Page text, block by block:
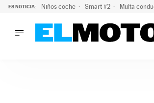
ES NOTICIA: Niños coche Smart #2 Multa